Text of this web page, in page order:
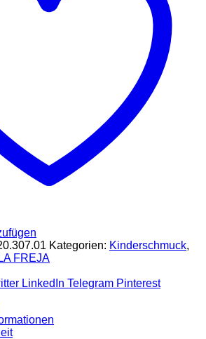
Kategorien: Kinderschmuck,
LA FREJA
LinkedIn Telegram Pinterest